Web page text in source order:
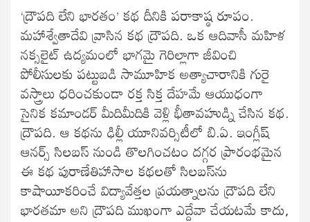
‘ద్రౌపది లేని భారతం’ కథ దీనికి పరాకాష్ఠ రూపం.
మహాశ్వేతాదేవి వ్రాసిన కథ ద్రౌపది. ఒక ఆదివాసీ మహిళ
నక్సలైట్ ఉద్యమంలో భాగమై గెరిల్లాగా జీవించి
పోలీసులకు పట్టుబడి సామూహిక అత్యాచారానికి గురై
వస్త్రాలు ధరించకుండా రక్త సిక్త దేహమే ఆయుధంగా
సైనిక కమాండర్ మీదిమీదికి వెళ్లి భీతావహుడ్ని చేసిన కథ.
ద్రౌపది. ఆ కథను ఢిల్లీ యూనివర్సిటీలో బి.ఏ. ఇంగ్లీష్
ఆనర్స్ సిలబస్ నుండి తొలగించటం దగ్గర ప్రారంభమైన
ఈ కథ పురాణేతిహాసాల కథలతో సిలబస్‌ను
కాషాయీకరించే విద్యావేత్తల ప్రయత్నాలను ద్రౌపది లేని
భారతమా అని ద్రౌపది ముఖంగా ఎద్దేవా చేయటమే కాదు,